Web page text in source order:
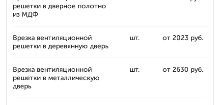
решетки в дверное полотно
из МДФ
Врезка вентиляционной
решетки в деревянную дверь
шт. от 2023 руб.
Врезка вентиляционной
решетки в металлическую
дверь
шт. от 2630 руб.